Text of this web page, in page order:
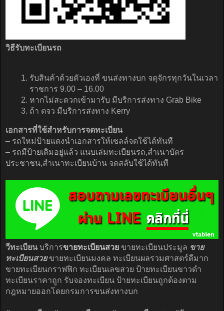
วิธีรับทะเบียนรถ
รับสินค้าด้วยตัวเองที่ ขนส่งทางบก จตุจักรทุกวันในเวลา
ราชการ 9.00 – 16.00
หากไม่สะดวกเข้ามารับ มีบริการส่งทาง Grab Bike
ถ้า ตจว มีบริการส่งทาง Kerry
เอกสารที่ใช้สำหรับการจดทะเบียน
– รถใหม่ป้ายแดงนำเอกสารให้เซลล์จดใช้ได้ทันที
– รถมีป้ายเดิมอยู่แล้ว แนบเล่มทะเบียนรถ,สำเนาบัตร
ประชาชน,สำเนาทะเบียนบ้าน จดสลับใช้ได้ทันที
วีทะเบียน บริการขายทะเบียนสวย ขายทะเบียนประมูล ขาย
ทะเบียนสวยขายทะเบียนมงคล ทะเบียนผลรวมศาสตร์ดีมาก
ขายทะเบียนกราฟฟิก ทะเบียนเลขสวย ป้ายทะเบียนขาวดำ
ทะเบียนราคาถูก รับจองทะเบียน ป้ายทะเบียนถูกต้องตาม
กฎหมายออกโดยกรมการขนส่งทางบก